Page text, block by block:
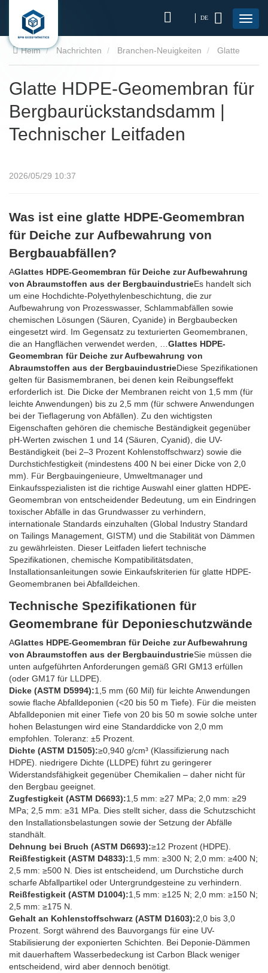
DE
Heim Nachrichten Branchen-Neuigkeiten
Technischer Leitfaden
Glatte HDPE-Geomembran für
Bergbaurückstandsdamm |
Technischer Leitfaden
2026/05/29 10:37
Was ist eine glatte HDPE-Geomembran
für Deiche zur Aufbewahrung von
Bergbauabfällen?
AGlattes HDPE-Geomembran für Deiche zur Aufbewahrung
von Abraumstoffen aus der BergbauindustrieEs handelt sich
um eine Hochdichte-Polyethylenbeschichtung, die zur
Aufbewahrung von Prozesswasser, Schlammabfällen sowie
chemischen Lösungen (Säuren, Cyanide) in Bergbaubecken
eingesetzt wird. Im Gegensatz zu texturierten Geomembranen,
die an Hangflächen verwendet werden, … Glattes HDPE-
Geomembran für Deiche zur Aufbewahrung von
Abraumstoffen aus der BergbauindustrieDiese Spezifikationen
gelten für Basismembranen, bei denen kein Reibungseffekt
erforderlich ist. Die Dicke der Membranen reicht von 1,5 mm (für
leichte Anwendungen) bis zu 2,5 mm (für schwere Anwendungen
bei der Tieflagerung von Abfällen). Zu den wichtigsten
Eigenschaften gehören die chemische Beständigkeit gegenüber
pH-Werten zwischen 1 und 14 (Säuren, Cyanid), die UV-
Beständigkeit (bei 2–3 Prozent Kohlenstoffschwarz) sowie die
Durchstichfestigkeit (mindestens 400 N bei einer Dicke von 2,0
mm). Für Bergbauingenieure, Umweltmanager und
Einkaufsspezialisten ist die richtige Auswahl einer glatten HDPE-
Geomembran von entscheidender Bedeutung, um ein Eindringen
toxischer Abfälle in das Grundwasser zu verhindern,
internationale Standards einzuhalten (Global Industry Standard
on Tailings Management, GISTM) und die Stabilität von Dämmen
zu gewährleisten. Dieser Leitfaden liefert technische
Spezifikationen, chemische Kompatibilitätsdaten,
Installationsanleitungen sowie Einkaufskriterien für glatte HDPE-
Geomembranen bei Abfalldeichen.
Technische Spezifikationen für
Geomembrane für Deponieschutzwände
AGlattes HDPE-Geomembran für Deiche zur Aufbewahrung
von Abraumstoffen aus der BergbauindustrieSie müssen die
unten aufgeführten Anforderungen gemäß GRI GM13 erfüllen
(oder GM17 für LLDPE).
Dicke (ASTM D5994):1,5 mm (60 Mil) für leichte Anwendungen
sowie flache Abfalldeponien (<20 bis 50 m Tiefe). Für die meisten
Abfalldeponien mit einer Tiefe von 20 bis 50 m sowie solche unter
hohen Belastungen wird eine Standarddicke von 2,0 mm
empfohlen. Toleranz: ±5 Prozent.
Dichte (ASTM D1505):≥0,940 g/cm³ (Klassifizierung nach
HDPE). niedrigere Dichte (LLDPE) führt zu geringerer
Widerstandsfähigkeit gegenüber Chemikalien – daher nicht für
den Bergbau geeignet.
Zugfestigkeit (ASTM D6693):1,5 mm: ≥27 MPa; 2,0 mm: ≥29
MPa; 2,5 mm: ≥31 MPa. Dies stellt sicher, dass die Schutzschicht
den Installationsbelastungen sowie der Setzung der Abfälle
standhält.
Dehnung bei Bruch (ASTM D6693):≥12 Prozent (HDPE).
Reißfestigkeit (ASTM D4833):1,5 mm: ≥300 N; 2,0 mm: ≥400 N;
2,5 mm: ≥500 N. Dies ist entscheidend, um Durchstiche durch
scharfe Abfallpartikel oder Untergrundgesteine zu verhindern.
Reißfestigkeit (ASTM D1004):1,5 mm: ≥125 N; 2,0 mm: ≥150 N;
2,5 mm: ≥175 N.
Gehalt an Kohlenstoffschwarz (ASTM D1603):2,0 bis 3,0
Prozent. Sorgt während des Bauvorgangs für eine UV-
Stabilisierung der exponierten Schichten. Bei Deponie-Dämmen
mit dauerhaftem Wasserbedeckung ist Carbon Black weniger
entscheidend, wird aber dennoch benötigt.